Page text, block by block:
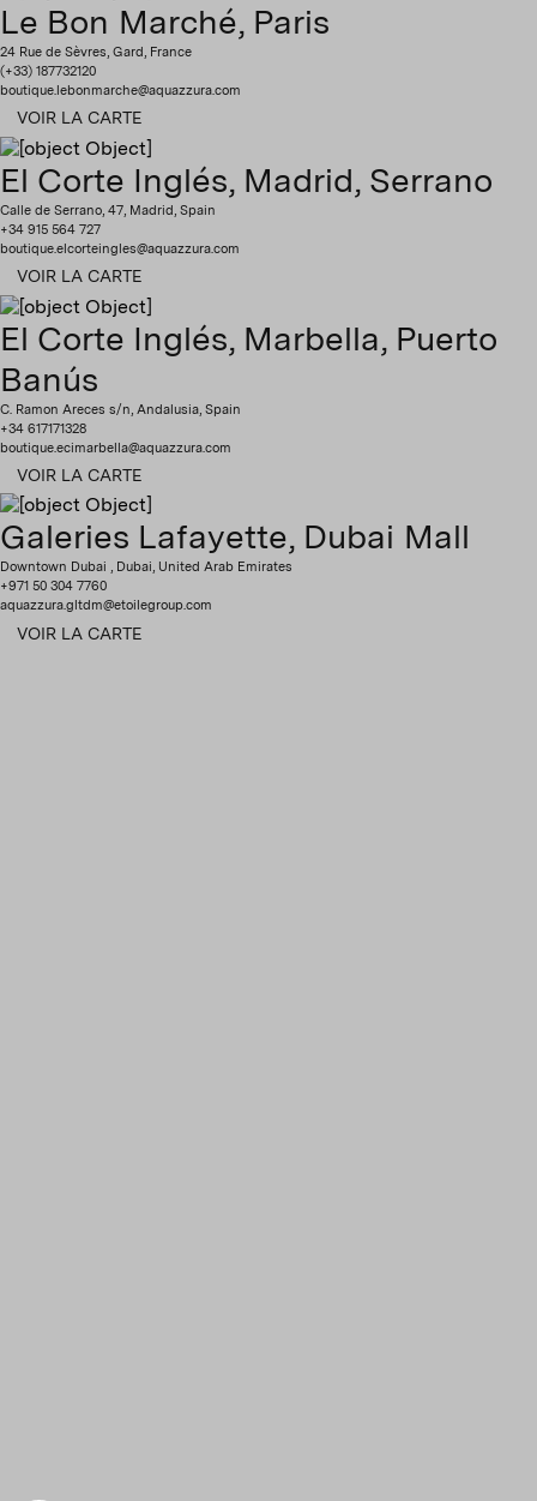
Le Bon Marché, Paris
24 Rue de Sèvres, Gard, France
(+33) 187732120
boutique.lebonmarche@aquazzura.com
VOIR LA CARTE
El Corte Inglés, Madrid, Serrano
Calle de Serrano, 47, Madrid, Spain
+34 915 564 727
boutique.elcorteingles@aquazzura.com
VOIR LA CARTE
El Corte Inglés, Marbella, Puerto
Banús
C. Ramon Areces s/n, Andalusia, Spain
+34 617171328
boutique.ecimarbella@aquazzura.com
VOIR LA CARTE
Galeries Lafayette, Dubai Mall
Downtown Dubai , Dubai, United Arab Emirates
+971 50 304 7760
aquazzura.gltdm@etoilegroup.com
VOIR LA CARTE